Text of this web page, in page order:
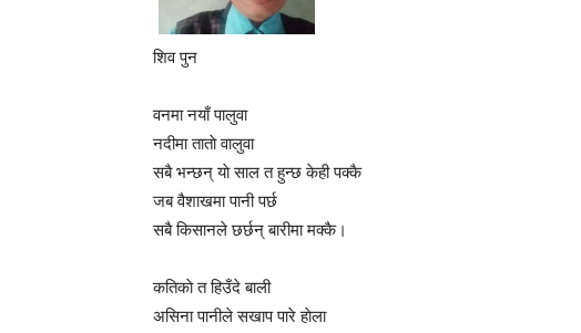
शिव पुन
वनमा नयाँ पालुवा
नदीमा ताताे वालुवा
सबै भन्छन् याे साल त हुन्छ केही पक्कै
जब वैशाखमा पानी पर्छ
सबै किसानले छर्छन् बारीमा मक्कै।
कतिकाे त हिउँदे बाली
असिना पानीले सखाप पारे हाेला